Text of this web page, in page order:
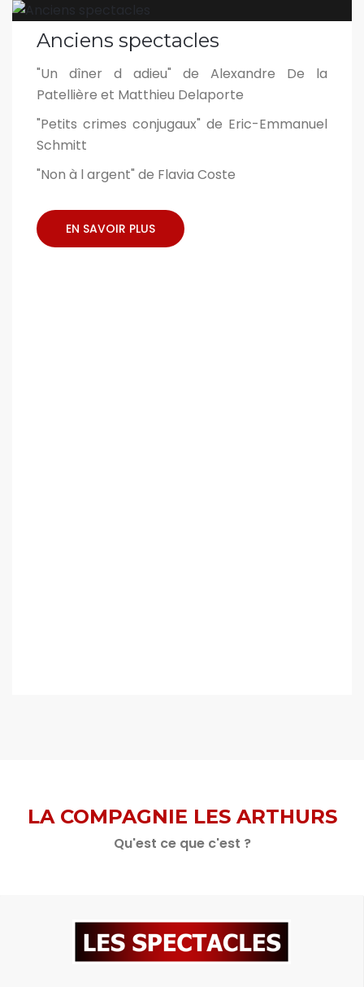
Anciens spectacles
"Un dîner d adieu" de Alexandre De la
Patellière et Matthieu Delaporte
"Petits crimes conjugaux" de Eric-Emmanuel
Schmitt
"Non à l argent" de Flavia Coste
EN SAVOIR PLUS
LA COMPAGNIE LES ARTHURS
Qu'est ce que c'est ?